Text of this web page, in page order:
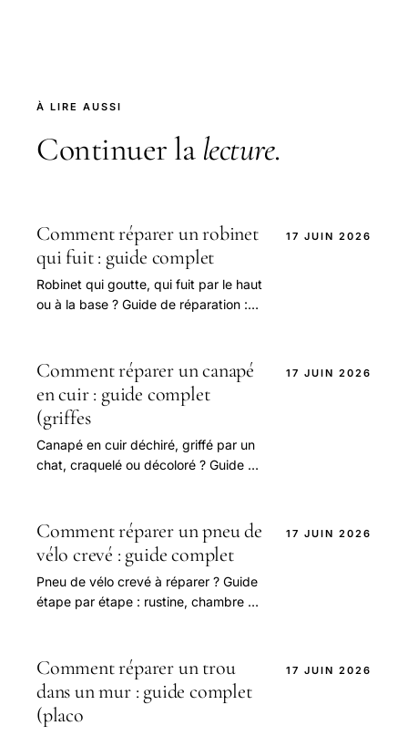
À LIRE AUSSI
Continuer la lecture.
Comment réparer un robinet
qui fuit : guide complet
Robinet qui goutte, qui fuit par le haut
ou à la base ? Guide de réparation :
17 JUIN 2026
Comment réparer un canapé
en cuir : guide complet
(griffes
Canapé en cuir déchiré, griffé par un
chat, craquelé ou décoloré ? Guide de
17 JUIN 2026
Comment réparer un pneu de
vélo crevé : guide complet
Pneu de vélo crevé à réparer ? Guide
étape par étape : rustine, chambre à
17 JUIN 2026
Comment réparer un trou
dans un mur : guide complet
(placo
17 JUIN 2026